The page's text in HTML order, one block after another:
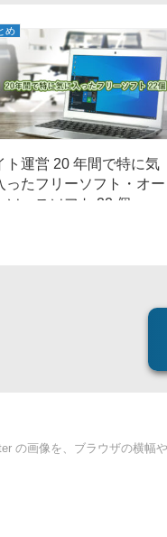
め
ト運営 20 年間で特に気
ったフリーソフト・オー
ソースソフト 22 個
の画像を、ブラウザの横幅